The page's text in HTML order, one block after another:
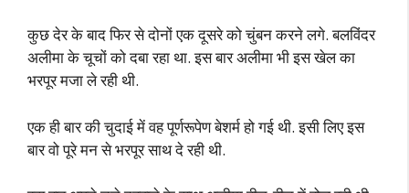
कुछ देर के बाद फिर से दोनों एक दूसरे को चुंबन करने लगे. बलविंदर
अलीमा के चूचों को दबा रहा था. इस बार अलीमा भी इस खेल का
भरपूर मजा ले रही थी.
एक ही बार की चुदाई में वह पूर्णरूपेण बेशर्म हो गई थी. इसी लिए इस
बार वो पूरे मन से भरपूर साथ दे रही थी.